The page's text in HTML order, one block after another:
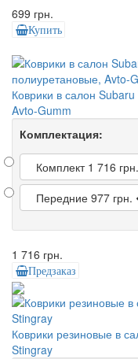
699 грн.
Купить
Коврики в салон
Avto-Gumm
Комплектация:
Комплект 1 716 грн.
Передние 977 грн.
1 716 грн.
Предзаказ
Коврики резиновые в
Stingray